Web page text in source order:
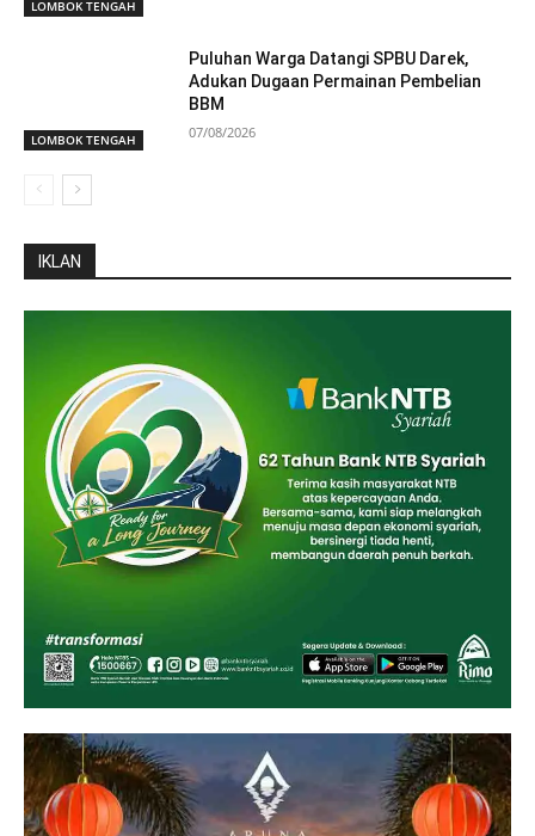
LOMBOK TENGAH
LOMBOK TENGAH
Puluhan Warga Datangi SPBU Darek,
Adukan Dugaan Permainan Pembelian
BBM
07/08/2026
IKLAN